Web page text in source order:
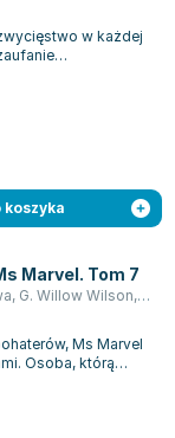
w każdej
Jersey City. By...
koszyka
Marvel. Tom 7
, G. Willow Wilson,
Ms Marvel
Osoba, którą
of B...